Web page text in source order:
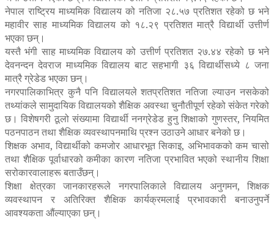
नेपाल राष्ट्रिय माध्यमिक विद्यालय को नतिजा २८.५७ प्रतिशत रहेको छ भने
महावीर साह माध्यमिक विद्यालय को १८.२९ प्रतिशत मात्रै विद्यार्थी उत्तीर्ण
भएका छन्।
यस्तै भंगी साह माध्यमिक विद्यालय को उत्तीर्ण प्रतिशत २७.४४ रहेको छ भने
देवनन्दन देवराज माध्यमिक विद्यालय बाट सहभागी ३६ विद्यार्थीसध्ये ८ जना
मात्रै ग्रेडेड भएका छन्।
नगरपालिकाभित्र कुनै पनि विद्यालयले शतप्रतिशत नतिजा ल्याउन नसकेको
तथ्यांकले सामुदायिक विद्यालयको शैक्षिक अवस्था चुनौतीपूर्ण रहेको संकेत गरेको
छ। विशेषगरी ठूलो संख्यामा विद्यार्थी ननग्रेडेड हुनु शिक्षाको गुणस्तर, नियमित
पठनपाठन तथा शैक्षिक व्यवस्थापनमाथि प्रश्न उठाउने आधार बनेको छ।
शिक्षक अभाव, विद्यार्थीको कमजोर आधारभूत सिकाइ, अभिभावकको कम चासो
तथा शैक्षिक पूर्वाधारको कमीका कारण नतिजा प्रभावित भएको स्थानीय शिक्षा
सरोकारवालाहरू बताउँछन्।
शिक्षा क्षेत्रका जानकारहरूले नगरपालिकाले विद्यालय अनुगमन, शिक्षक
व्यवस्थापन र अतिरिक्त शैक्षिक कार्यक्रमलाई प्रभावकारी बनाउनुपर्ने
आवश्यकता औंल्याएका छन्।